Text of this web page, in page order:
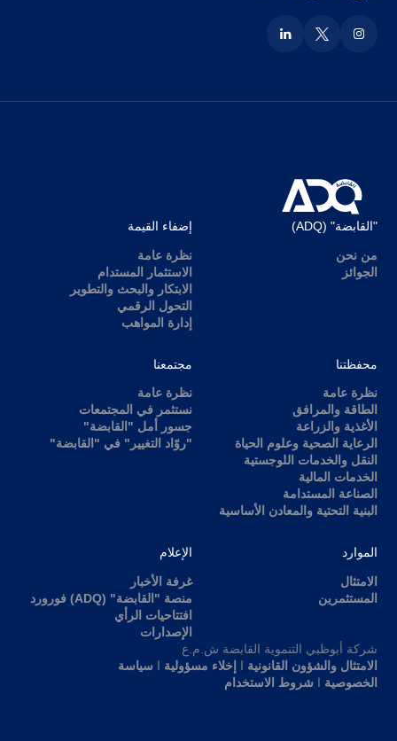
"القابضة" (ADQ)
من نحن
الجوائز
إضفاء القيمة
نظرة عامة
الاستثمار المستدام
الابتكار والبحث والتطوير
التحول الرقمي
إدارة المواهب
محفظتنا
نظرة عامة
الطاقة والمرافق
الأغذية والزراعة
الرعاية الصحية وعلوم الحياة
النقل والخدمات اللوجستية
الخدمات المالية
الصناعة المستدامة
البنية التحتية والمعادن الأساسية
مجتمعنا
نظرة عامة
نستثمر في المجتمعات
جسور أمل "القابضة"
"روّاد التغيير" في "القابضة"
الموارد
الامتثال
المستثمرين
الإعلام
غرفة الأخبار
منصة "القابضة" (ADQ) فورورد
افتتاحيات الرأي
الإصدارات
شركة أبوظبي التنموية القابضة ش.م.ع
الامتثال والشؤون القانونية
إخلاء مسؤولية
سياسة
الخصوصية
شروط الاستخدام